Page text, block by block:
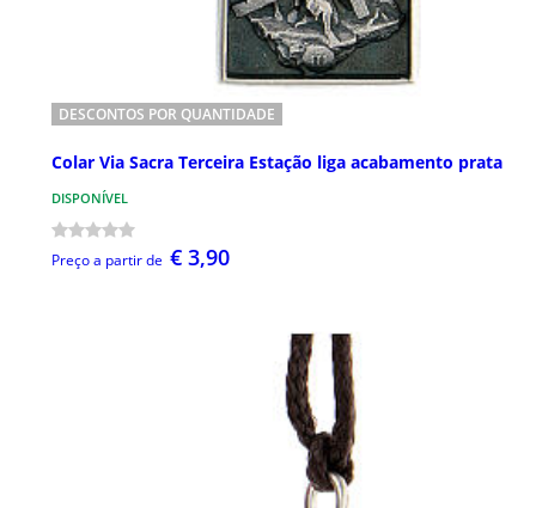
DESCONTOS POR QUANTIDADE
Colar Via Sacra Terceira Estação liga acabamento prata
DISPONÍVEL
Preço a partir de € 3,90